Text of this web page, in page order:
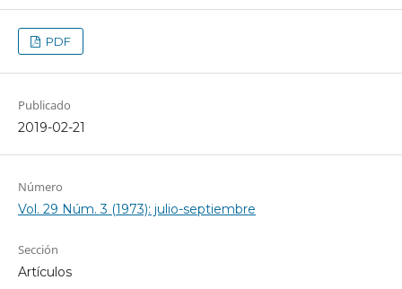
PDF
Publicado
2019-02-21
Número
Vol. 29 Núm. 3 (1973): julio-septiembre
Sección
Artículos